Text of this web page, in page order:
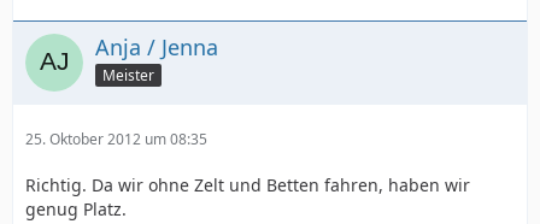
Anja / Jenna
Meister
25. Oktober 2012 um 08:35
Richtig. Da wir ohne Zelt und Betten fahren, haben wir
genug Platz.